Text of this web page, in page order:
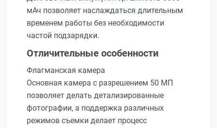
мАч позволяет наслаждаться длительным
временем работы без необходимости
частой подзарядки.
Отличительные особенности
Флагманская камера
Основная камера с разрешением 50 МП
позволяет делать детализированные
фотографии, а поддержка различных
режимов съемки делает процесс